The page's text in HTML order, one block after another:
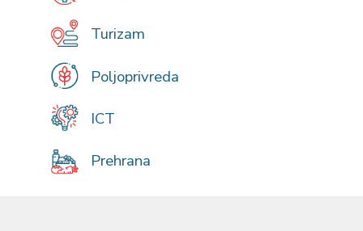
Turizam
Poljoprivreda
ICT
Prehrana